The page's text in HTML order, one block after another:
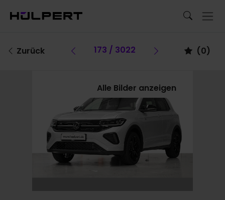
Zurück Vorheriges Fahrzeug
173 / 3022 Vorheriges
(0)
Alle Bilder anzeigen